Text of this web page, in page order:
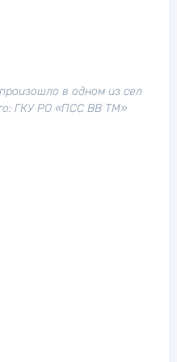
в одном из сел
ГКУ РО «ПСС ВВ ТМ»